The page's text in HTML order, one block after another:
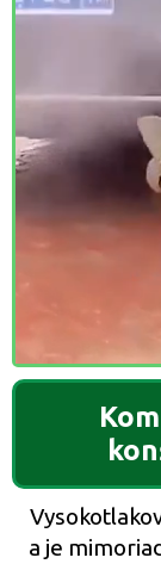
a je